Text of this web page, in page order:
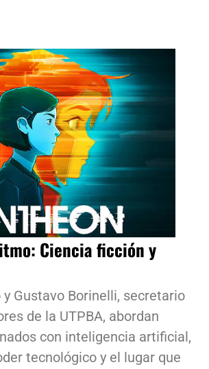
Ciencia ficción y
y Gustavo Borinelli, secretario
de la UTPBA, abordan
con inteligencia artificial,
tecnológico y el lugar que